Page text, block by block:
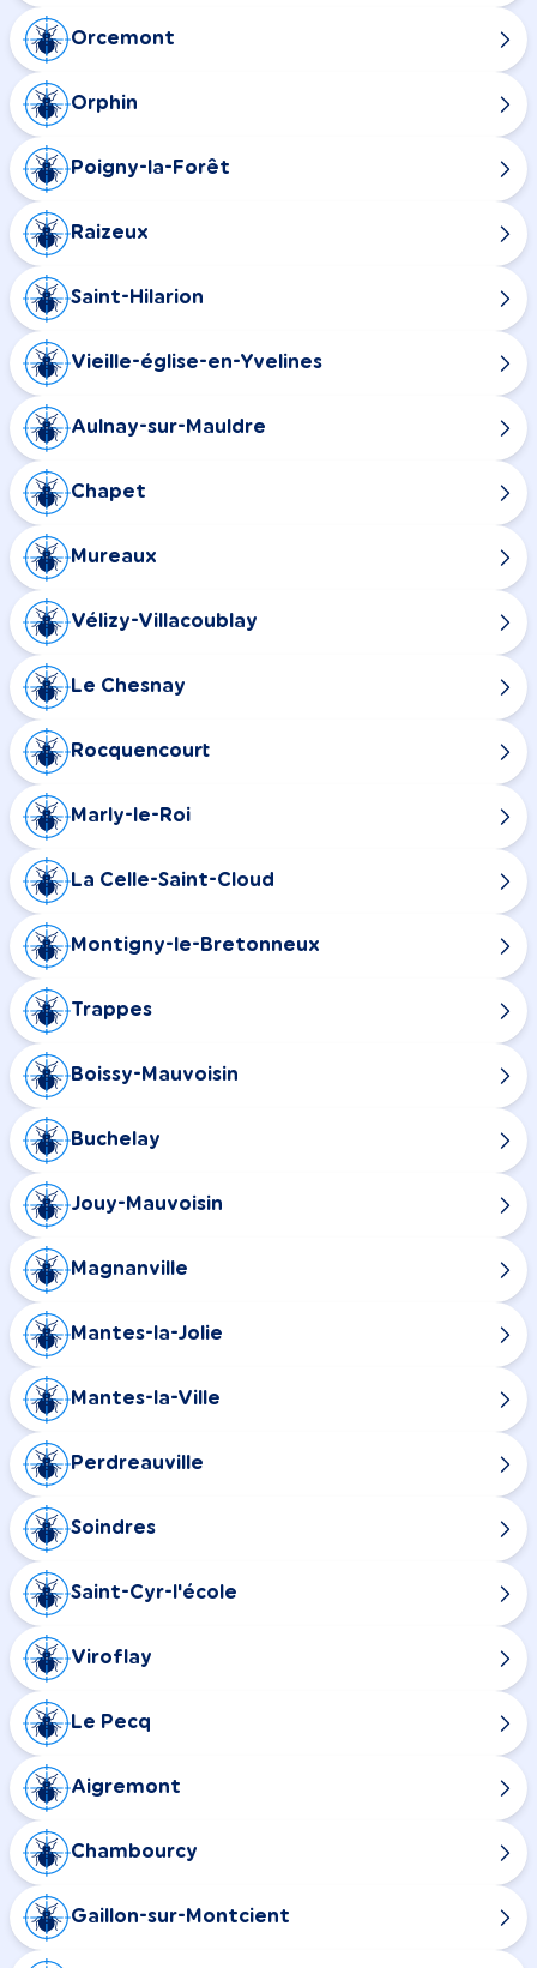
Orcemont
Orphin
Poigny-la-Forêt
Raizeux
Saint-Hilarion
Vieille-église-en-Yvelines
Aulnay-sur-Mauldre
Chapet
Mureaux
Vélizy-Villacoublay
Le Chesnay
Rocquencourt
Marly-le-Roi
La Celle-Saint-Cloud
Montigny-le-Bretonneux
Trappes
Boissy-Mauvoisin
Buchelay
Jouy-Mauvoisin
Magnanville
Mantes-la-Jolie
Mantes-la-Ville
Perdreauville
Soindres
Saint-Cyr-l'école
Viroflay
Le Pecq
Aigremont
Chambourcy
Gaillon-sur-Montcient